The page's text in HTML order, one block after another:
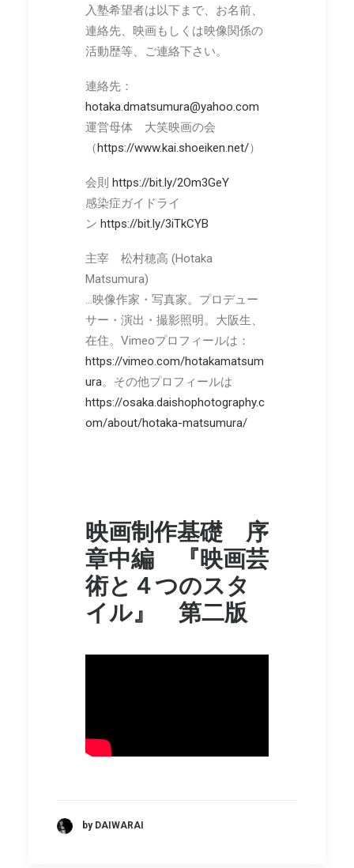
入塾希望者は以下まで、お名前、
連絡先、映画もしくは映像関係の
活動歴等、ご連絡下さい。
連絡先：
hotaka.dmatsumura@yahoo.com
運営母体 大笑映画の会
（https://www.kai.shoeiken.net/）
会則 https://bit.ly/2Om3GeY
感染症ガイドライ
ン https://bit.ly/3iTkCYB
主宰 松村穂高 (Hotaka
Matsumura)
…映像作家・写真家。プロデュー
サー・演出・撮影照明。大阪生、
在住。Vimeoプロフィールは：
https://vimeo.com/hotakamatsum
ura。その他プロフィールは
https://osaka.daishophotography.c
om/about/hotaka-matsumura/
映画制作基礎 序
章中編 『映画芸
術と４つのスタ
イル』 第二版
by DAIWARAI